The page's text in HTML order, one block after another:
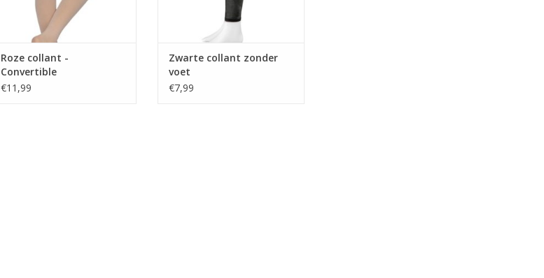
zonder voetje gedrag
TOEVOEGEN AAN WINKELWAGEN
Roze collant -
Convertible
€11,99
halverwege
TOEVOEGEN AAN WINKELWAGEN
Zwarte collant zonder
voet
€7,99